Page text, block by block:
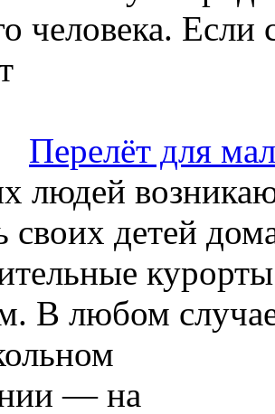
человека. Если
Перелёт для
людей
своих детей
В любом